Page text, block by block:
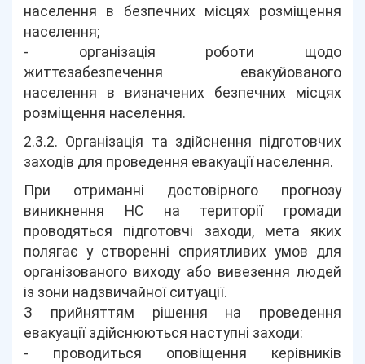
населення в безпечних місцях розміщення
населення;
- організація роботи щодо
життєзабезпечення евакуйованого
населення в визначених безпечних місцях
розміщення населення.
2.3.2. Організація та здійснення підготовчих
заходів для проведення евакуації населення.
При отриманні достовірного прогнозу
виникнення НС на території громади
проводяться підготовчі заходи, мета яких
полягає у створенні сприятливих умов для
організованого виходу або вивезення людей
із зони надзвичайної ситуації.
З прийняттям рішення на проведення
евакуації здійснюються наступні заходи:
- проводиться оповіщення керівників